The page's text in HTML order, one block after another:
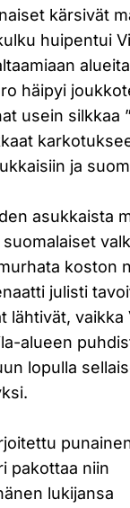
kärsivät
huipentui
häipyi
usein silkkaa
ja
asukkaista
koston
julisti
lähtivät,
alueen
lopulla
pakottaa niin
lukijansa